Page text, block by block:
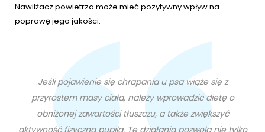
Nawilżacz powietrza może mieć pozytywny wpływ na
poprawę jego jakości.
Jeśli pojawienie się chrapania u psa wiąże się z
przyrostem masy ciała, należy wprowadzić dietę o
obniżonej zawartości tłuszczu, a także zwiększyć
aktywność fizyczną pupila. Te działania pozwolą nie tylko